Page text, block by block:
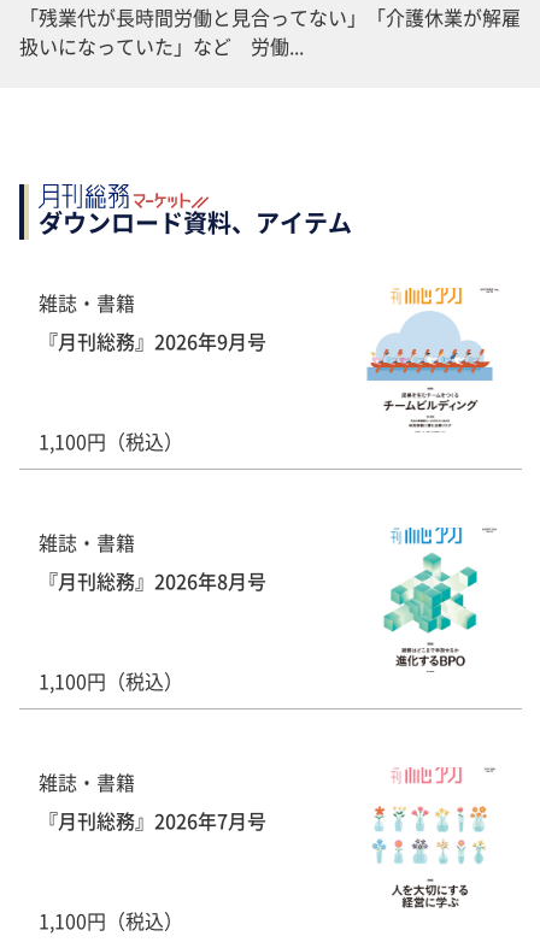
「残業代が長時間労働と見合ってない」「介護休業が解雇
扱いになっていた」など 労働...
ダウンロード資料、アイテム
雑誌・書籍
『月刊総務』2026年9月号
1,100円（税込）
雑誌・書籍
『月刊総務』2026年8月号
1,100円（税込）
雑誌・書籍
『月刊総務』2026年7月号
1,100円（税込）